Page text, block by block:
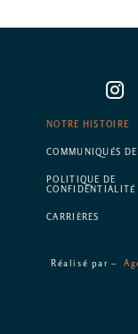
NOTRE HISTOIRE
COMMUNIQUÉS DE
POLITIQUE DE
CONFIDENTIALITÉ
CARRIÈRES
Réalisé par –